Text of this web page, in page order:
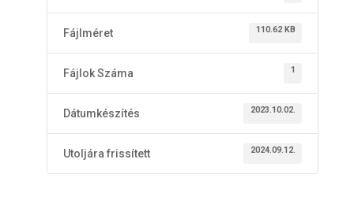
Fájlméret 110.62 KB
Fájlok Száma 1
Dátumkészítés 2023.10.02.
Utoljára frissített 2024.09.12.